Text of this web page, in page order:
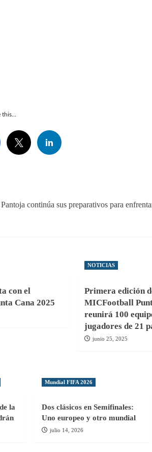
Pantoja continúa sus preparativos para
con el
Cana 2025
NOTICIAS
Primera edición
MICFootball
reunirá 100
jugadores de 21
junio 25, 2025
la
Mundial FIFA 2026
Dos clásicos en Semifinales:
Uno europeo y otro mundial
julio 14, 2026